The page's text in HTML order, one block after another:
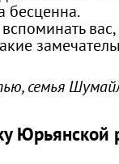
бесценна.
семья
Юрьянской